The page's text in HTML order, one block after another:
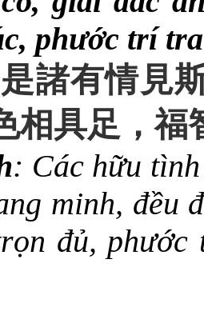
phước trí
是諸有情見
相具足 ，福
: Các hữu
minh, đều
đủ,